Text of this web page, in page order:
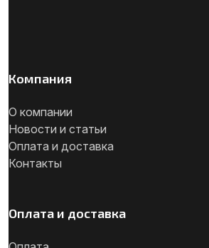
Компания
О компании
Новости и статьи
Оплата и доставка
Контакты
Оплата и доставка